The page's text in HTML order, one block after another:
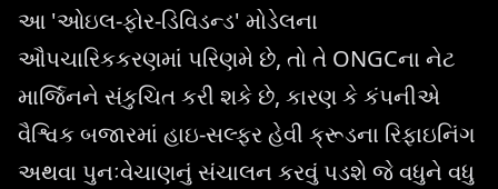
આ 'ઓઇલ-ફોર-ડિવિડન્ડ' મોડેલના
ઔપચારિકકરણમાં પરિણમે છે, તો તે ONGCના નેટ
માર્જિનને સંકુચિત કરી શકે છે, કારણ કે કંપનીએ
વૈશ્વિક બજારમાં હાઇ-સલ્ફર હેવી ક્રૂડના રિફાઇનિંગ
અથવા પુનઃવેચાણનું સંચાલન કરવું પડશે જે વધુને વધુ